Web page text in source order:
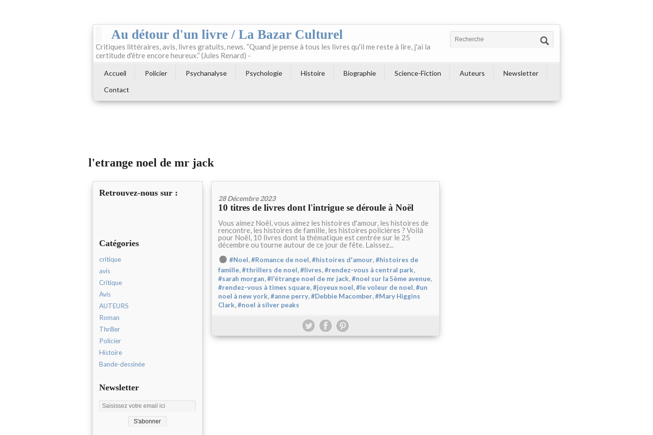
Au détour d'un livre / La Bazar Culturel
Critiques littéraires, avis, livres gratuits, news. “Quand je pense à tous les livres qu'il me reste à lire, j'ai la
certitude d'être encore heureux.” (Jules Renard) -
Accueil Policier Psychanalyse Psychologie Histoire Biographie Science-Fiction Auteurs
Newsletter
Contact
l'etrange noel de mr jack
Retrouvez-nous sur :
Catégories
critique
avis
Critique
Avis
AUTEURS
Roman
Thriller
Policier
Histoire
Bande-dessinée
Newsletter
28 Décembre 2023
10 titres de livres dont l'intrigue se déroule à Noël
Vous aimez Noël, vous aimez les histoires d'amour, les histoires de
rencontre, les histoires de famille, les histoires policières ? Voilà
pour Noël, 10 livres dont la thématique est centrée sur le 25
décembre ou tourne autour de ce jour de fête. Laissez...
#Noel,#Romance de noel,#histoires d'amour,#histoires de
famille,#thrillers de noel,#livres,#rendez-vous à central park,
#sarah morgan,#l'étrange noel de mr jack,#noel sur la 5ème avenue,
#rendez-vous à times square,#joyeux noel,#le voleur de noel,#un
noel à new york,#anne perry,#Debbie Macomber,#Mary Higgins
Clark,#noel à silver peaks